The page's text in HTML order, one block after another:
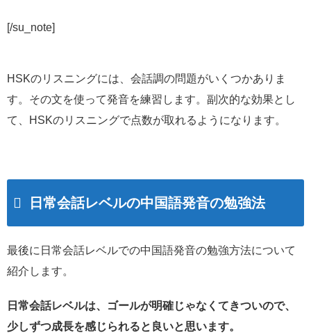
[/su_note]
HSKのリスニングには、会話調の問題がいくつかありま
す。その文を使って発音を練習します。副次的な効果とし
て、HSKのリスニングで点数が取れるようになります。
日常会話レベルの中国語発音の勉強法
最後に日常会話レベルでの中国語発音の勉強方法について
紹介します。
日常会話レベルは、ゴールが明確じゃなくてきついので、
少しずつ成長を感じられると良いと思います。